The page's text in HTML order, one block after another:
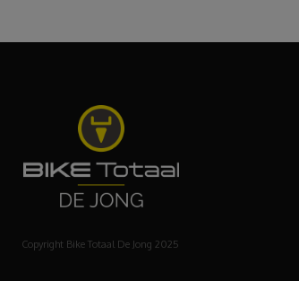
Copyright Bike Totaal De Jong 2025